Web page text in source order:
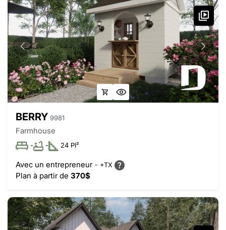
BERRY 9981
Farmhouse
- - 24 PI²
Avec un entrepreneur - +TX
Plan à partir de 370$